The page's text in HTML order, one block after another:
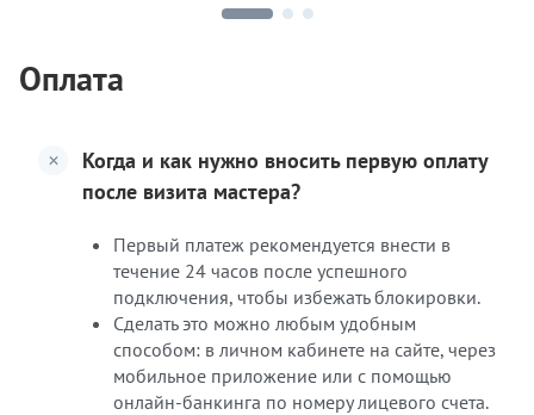
Оплата
Когда и как нужно вносить первую оплату
после визита мастера?
Первый платеж рекомендуется внести в
течение 24 часов после успешного
подключения, чтобы избежать блокировки.
Сделать это можно любым удобным
способом: в личном кабинете на сайте, через
мобильное приложение или с помощью
онлайн-банкинга по номеру лицевого счета.